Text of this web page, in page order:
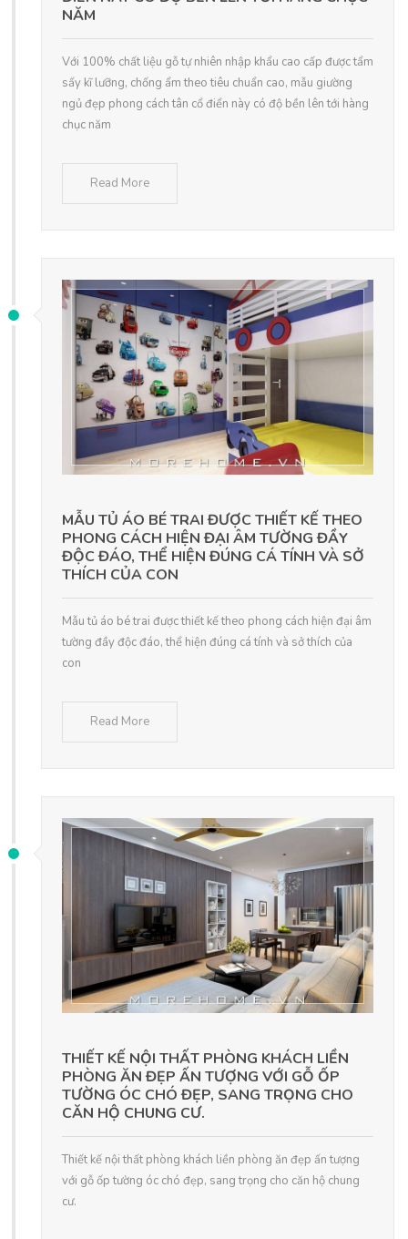
NĂM
Với 100% chất liệu gỗ tự nhiên nhập khẩu cao cấp được tẩm
sấy kĩ lưỡng, chống ẩm theo tiêu chuẩn cao, mẫu giường
ngủ đẹp phong cách tân cổ điển này có độ bền lên tới hàng
chục năm
Read More
MẪU TỦ ÁO BÉ TRAI ĐƯỢC THIẾT KẾ THEO
PHONG CÁCH HIỆN ĐẠI ÂM TƯỜNG ĐẦY
ĐỘC ĐÁO, THỂ HIỆN ĐÚNG CÁ TÍNH VÀ SỞ
THÍCH CỦA CON
Mẫu tủ áo bé trai được thiết kế theo phong cách hiện đại âm
tường đầy độc đáo, thể hiện đúng cá tính và sở thích của
con
Read More
THIẾT KẾ NỘI THẤT PHÒNG KHÁCH LIỀN
PHÒNG ĂN ĐẸP ẤN TƯỢNG VỚI GỖ ỐP
TƯỜNG ÓC CHÓ ĐẸP, SANG TRỌNG CHO
CĂN HỘ CHUNG CƯ.
Thiết kế nội thất phòng khách liền phòng ăn đẹp ấn tượng
với gỗ ốp tường óc chó đẹp, sang trọng cho căn hộ chung
cư.